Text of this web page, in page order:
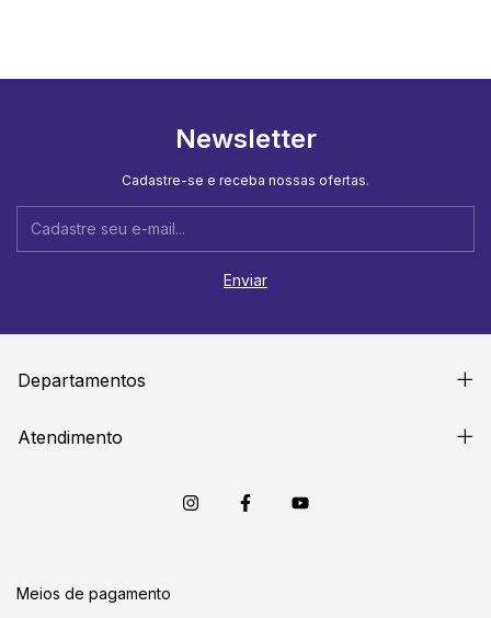
Newsletter
Cadastre-se e receba nossas ofertas.
Departamentos
Atendimento
Meios de pagamento